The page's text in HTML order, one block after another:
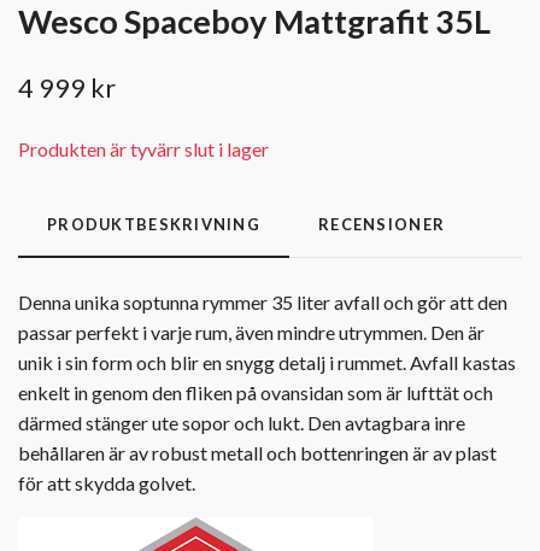
Wesco Spaceboy Mattgrafit 35L
4 999 kr
Produkten är tyvärr slut i lager
PRODUKTBESKRIVNING RECENSIONER
Denna unika soptunna rymmer 35 liter avfall och gör att den
passar perfekt i varje rum, även mindre utrymmen. Den är
unik i sin form och blir en snygg detalj i rummet. Avfall kastas
enkelt in genom den fliken på ovansidan som är lufttät och
därmed stänger ute sopor och lukt. Den avtagbara inre
behållaren är av robust metall och bottenringen är av plast
för att skydda golvet.